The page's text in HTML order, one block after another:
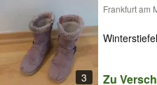
3
Frankfurt am
Zu